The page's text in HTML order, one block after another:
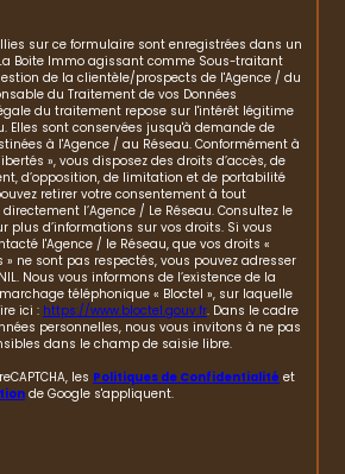
sur ce formulaire sont enregistrées dans un
Boite Immo agissant comme Sous-traitant
de la clientèle/prospects de l'Agence / du
du Traitement de vos Données
du traitement repose sur l'intérêt légitime
Elles sont conservées jusqu'à demande de
à l'Agence / au Réseau. Conformément à
», vous disposez des droits d’accès, de
d’opposition, de limitation et de portabilité
retirer votre consentement à tout
l’Agence / Le Réseau. Consultez le
plus d’informations sur vos droits. Si vous
l'Agence / le Réseau, que vos droits «
» ne sont pas respectés, vous pouvez adresser
Nous vous informons de l’existence de la
téléphonique « Bloctel », sur laquelle
ici : https://www.bloctel.gouv.fr. Dans le cadre
personnelles, nous vous invitons à ne pas
dans le champ de saisie libre.
les Politiques de Confidentialité et
de Google s'appliquent.